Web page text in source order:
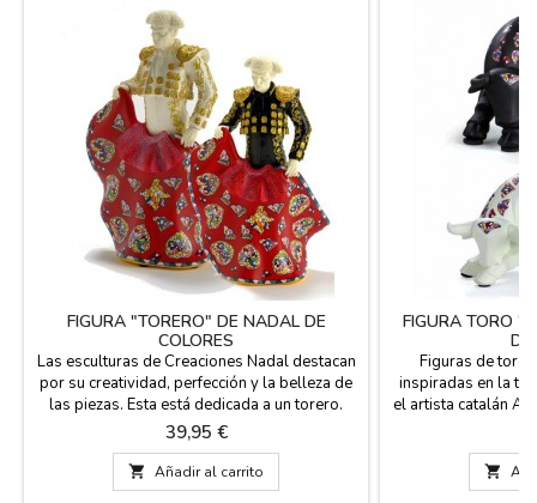
FIGURA "TORERO" DE NADAL DE
COLORES
Las esculturas de Creaciones Nadal destacan
por su creatividad, perfección y la belleza de
las piezas. Esta está dedicada a un torero.
Estas piezas son series limitadas (marcadas
con número de serie y certificado de
autenticidad). Están disponibles en negro, en
blanco o en azul oscuro. Miden: 15 cm de
Precio
39,95 €
 Añadir al carrito
FIGURA TORO
Figuras de
inspiradas en la
el artista catalán
belleza. Son
número de
disponibles en
